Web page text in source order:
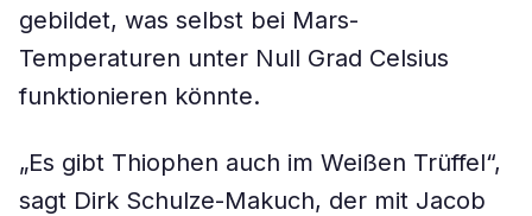
gebildet, was selbst bei Mars-
Temperaturen unter Null Grad Celsius
funktionieren könnte.
„Es gibt Thiophen auch im Weißen Trüffel“,
sagt Dirk Schulze-Makuch, der mit Jacob